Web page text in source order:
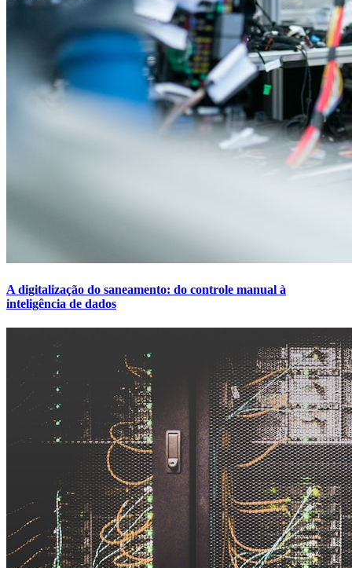
A digitalização do saneamento: do controle manual à
inteligência de dados